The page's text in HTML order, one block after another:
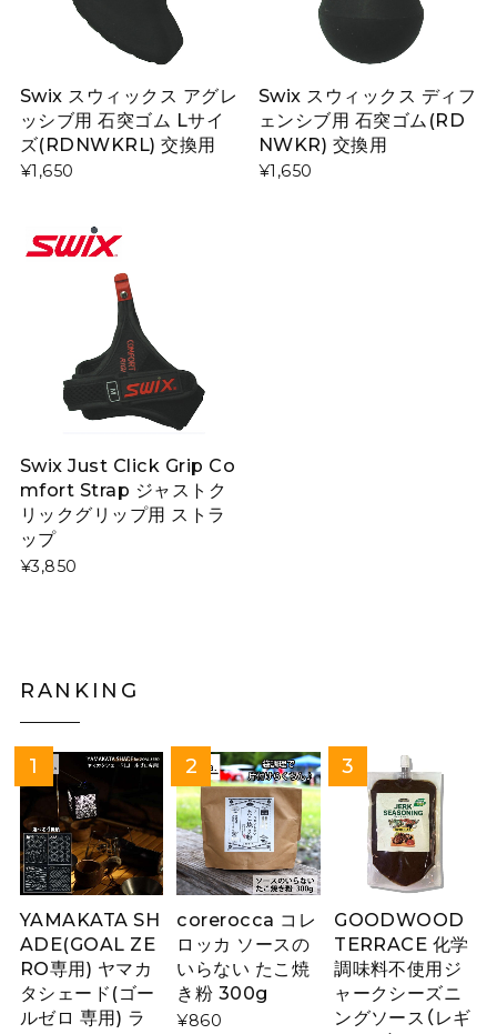
Swix スウィックス アグレ
ッシブ用 石突ゴム Lサイ
ズ(RDNWKRL) 交換用
¥1,650
Swix スウィックス ディフ
ェンシブ用 石突ゴム(RD
NWKR) 交換用
¥1,650
Swix Just Click Grip Co
mfort Strap ジャストク
リックグリップ用 ストラ
ップ
¥3,850
RANKING
YAMAKATA SH
ADE(GOAL ZE
RO専用) ヤマカ
タシェード(ゴー
ルゼロ 専用) ラ
corerocca コレ
ロッカ ソースの
いらない たこ焼
き粉 300g
¥860
GOODWOOD
TERRACE 化学
調味料不使用ジ
ャークシーズニ
ングソース（レギ